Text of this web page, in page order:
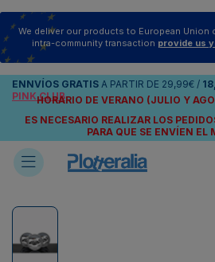
We deliver our products to European Union
intra-community transaction provide us
ENNVÍOS GRATIS A PARTIR DE 29,99€ /
PINK CLUB
HORARIO DE VERANO (JULIO Y
ES NECESARIO REALIZAR LOS
PARA QUE SE ENVÍEN EL